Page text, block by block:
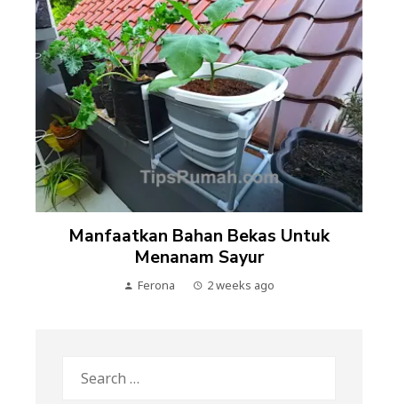
Manfaatkan Bahan Bekas Untuk
Menanam Sayur
Ferona 2 weeks ago
for: